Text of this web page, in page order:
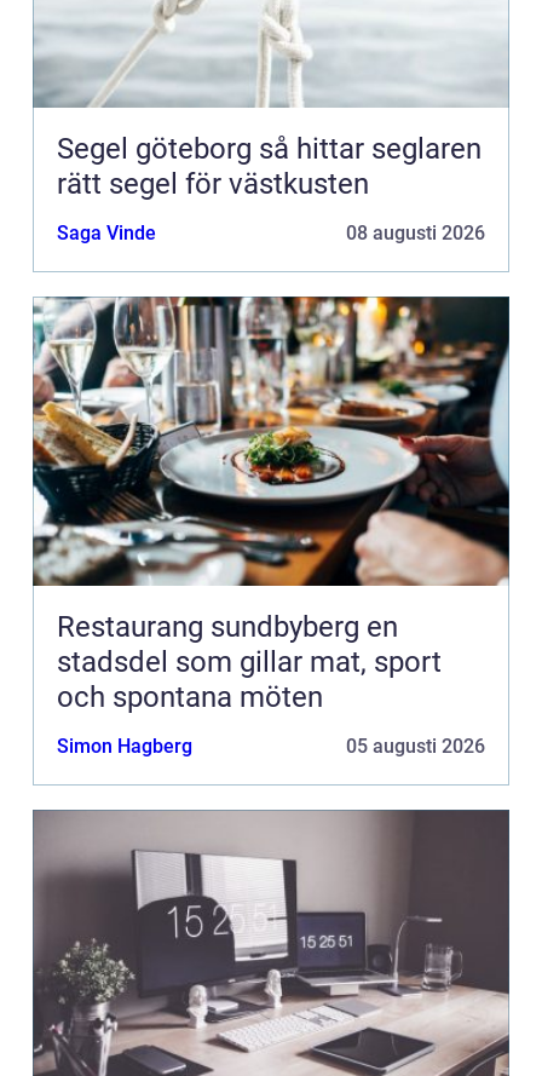
Segel göteborg så hittar seglaren
rätt segel för västkusten
Saga Vinde 08 augusti 2026
Restaurang sundbyberg en
stadsdel som gillar mat, sport
och spontana möten
Simon Hagberg 05 augusti 2026